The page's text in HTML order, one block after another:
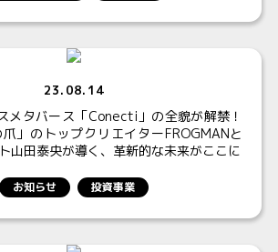
23.08.14
メタバース「Conecti」の全貌が解禁！
爪」のトップクリエイターFROGMANと
山田泰央が導く、革新的な未来がここに
お知らせ 投資事業